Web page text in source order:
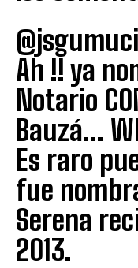
Ah !! ya
Notario
Bauzá…
Es raro
fue
Serena
2013.